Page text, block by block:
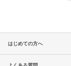
はじめての方へ